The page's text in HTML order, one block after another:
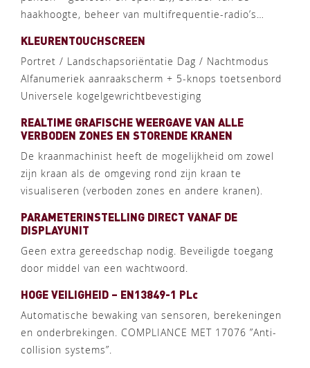
haakhoogte, beheer van multifrequentie-radio’s…
KLEURENTOUCHSCREEN
Portret / Landschapsoriëntatie Dag / Nachtmodus
Alfanumeriek aanraakscherm + 5-knops toetsenbord
Universele kogelgewrichtbevestiging
REALTIME GRAFISCHE WEERGAVE VAN ALLE
VERBODEN ZONES EN STORENDE KRANEN
De kraanmachinist heeft de mogelijkheid om zowel
zijn kraan als de omgeving rond zijn kraan te
visualiseren (verboden zones en andere kranen).
PARAMETERINSTELLING DIRECT VANAF DE
DISPLAYUNIT
Geen extra gereedschap nodig. Beveiligde toegang
door middel van een wachtwoord.
HOGE VEILIGHEID – EN13849-1 PLc
Automatische bewaking van sensoren, berekeningen
en onderbrekingen. COMPLIANCE MET 17076 ”Anti-
collision systems”.